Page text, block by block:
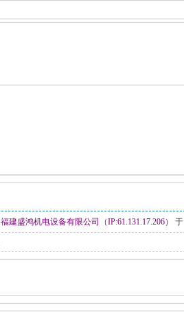
福建盛鸿机电设备有限公司（IP:61.131.17.206） 于